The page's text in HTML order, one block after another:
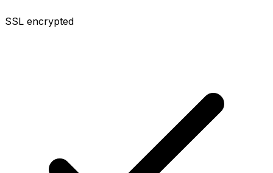
SSL encrypted